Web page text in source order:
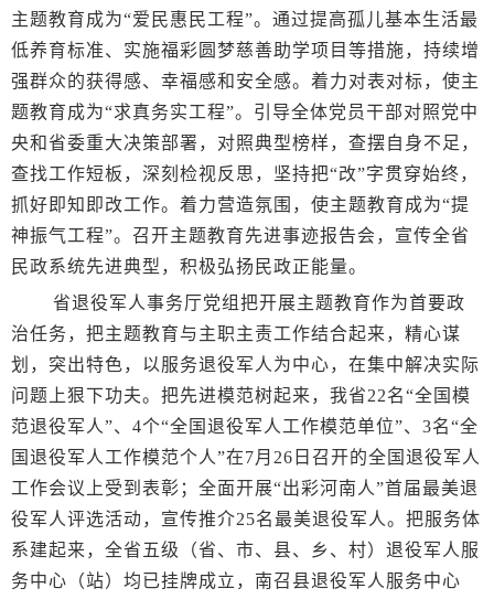
主题教育成为“爱民惠民工程”。通过提高孤儿基本生活最
低养育标准、实施福彩圆梦慈善助学项目等措施，持续增
强群众的获得感、幸福感和安全感。着力对表对标，使主
题教育成为“求真务实工程”。引导全体党员干部对照党中
央和省委重大决策部署，对照典型榜样，查摆自身不足，
查找工作短板，深刻检视反思，坚持把“改”字贯穿始终，
抓好即知即改工作。着力营造氛围，使主题教育成为“提
神振气工程”。召开主题教育先进事迹报告会，宣传全省
民政系统先进典型，积极弘扬民政正能量。
省退役军人事务厅党组把开展主题教育作为首要政
治任务，把主题教育与主职主责工作结合起来，精心谋
划，突出特色，以服务退役军人为中心，在集中解决实际
问题上狠下功夫。把先进模范树起来，我省22名“全国模
范退役军人”、4个“全国退役军人工作模范单位”、3名“全
国退役军人工作模范个人”在7月26日召开的全国退役军人
工作会议上受到表彰；全面开展“出彩河南人”首届最美退
役军人评选活动，宣传推介25名最美退役军人。把服务体
系建起来，全省五级（省、市、县、乡、村）退役军人服
务中心（站）均已挂牌成立，南召县退役军人服务中心